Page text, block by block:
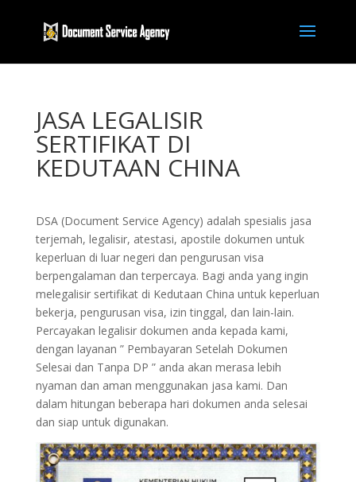
JASA LEGALISIR
SERTIFIKAT DI
KEDUTAAN CHINA
DSA (Document Service Agency) adalah spesialis jasa
terjemah, legalisir, atestasi, apostile dokumen untuk
keperluan di luar negeri dan pengurusan visa
berpengalaman dan terpercaya. Bagi anda yang ingin
melegalisir sertifikat di Kedutaan China untuk keperluan
bekerja, pengurusan visa, izin tinggal, dan lain-lain.
Percayakan legalisir dokumen anda kepada kami,
dengan layanan ” Pembayaran Setelah Dokumen
Selesai dan Tanpa DP ” anda akan merasa lebih
nyaman dan aman menggunakan jasa kami. Dan
dalam hitungan beberapa hari dokumen anda selesai
dan siap untuk digunakan.